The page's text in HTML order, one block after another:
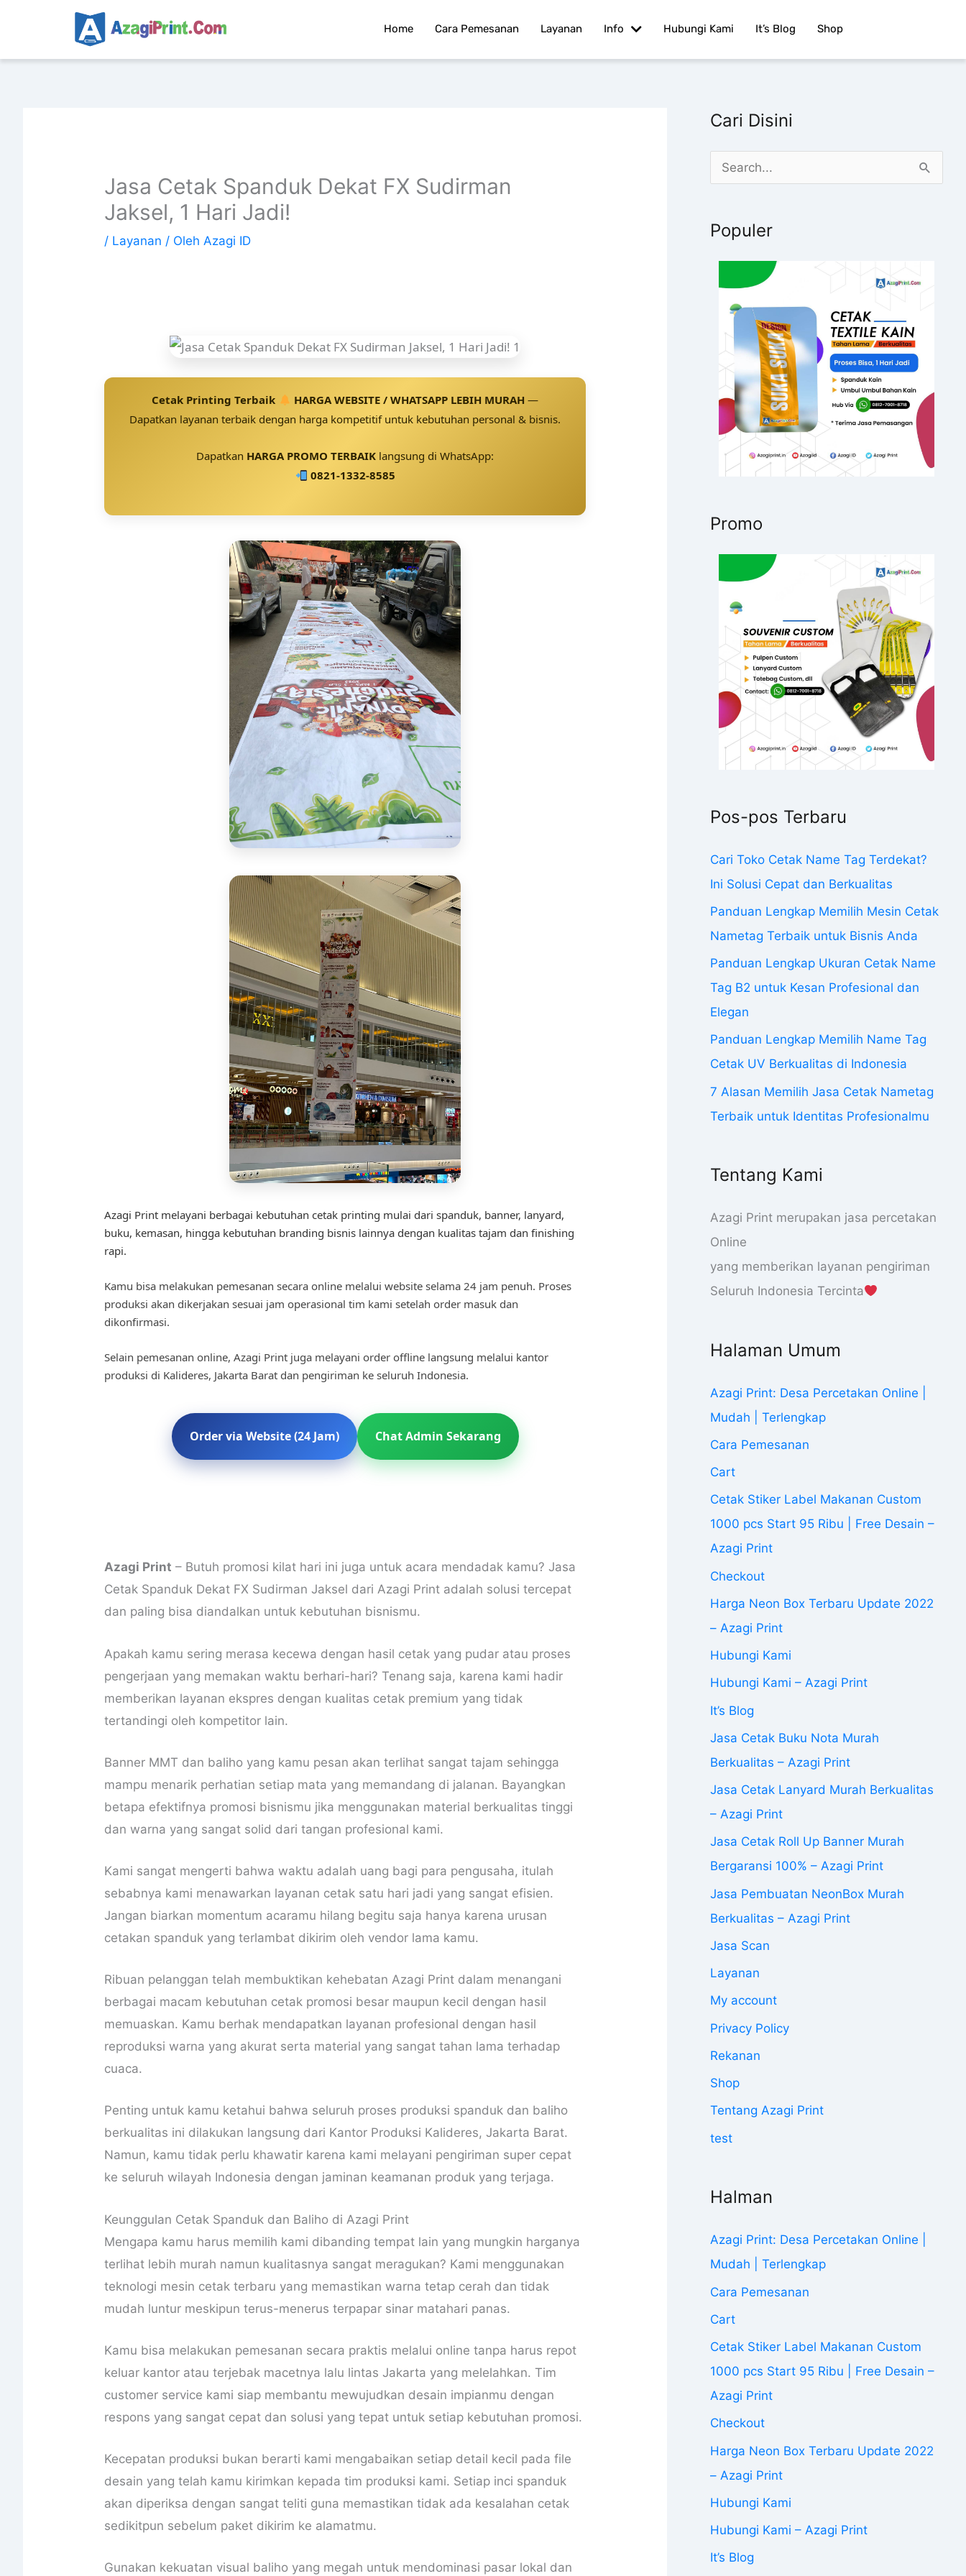
Home Cara Pemesanan Layanan Info Hubungi Kami It’s Blog Shop
Jasa Cetak Spanduk Dekat FX Sudirman
Jaksel, 1 Hari Jadi!
/ Layanan / Oleh Azagi ID
Cetak Printing Terbaik HARGA WEBSITE / WHATSAPP LEBIH MURAH—
Dapatkan layanan terbaik dengan harga kompetitif untuk kebutuhan personal & bisnis.
Dapatkan HARGA PROMO TERBAIK langsung di WhatsApp:
0821-1332-8585
Azagi Print melayani berbagai kebutuhan cetak printing mulai dari spanduk, banner, lanyard,
buku, kemasan, hingga kebutuhan branding bisnis lainnya dengan kualitas tajam dan finishing
rapi.
Kamu bisa melakukan pemesanan secara online melalui website selama 24 jam penuh. Proses
produksi akan dikerjakan sesuai jam operasional tim kami setelah order masuk dan
dikonfirmasi.
Selain pemesanan online, Azagi Print juga melayani order offline langsung melalui kantor
produksi di Kalideres, Jakarta Barat dan pengiriman ke seluruh Indonesia.
Order via Website (24 Jam) Chat Admin Sekarang
Azagi Print – Butuh promosi kilat hari ini juga untuk acara mendadak kamu? Jasa
Cetak Spanduk Dekat FX Sudirman Jaksel dari Azagi Print adalah solusi tercepat
dan paling bisa diandalkan untuk kebutuhan bisnismu.
Apakah kamu sering merasa kecewa dengan hasil cetak yang pudar atau proses
pengerjaan yang memakan waktu berhari-hari? Tenang saja, karena kami hadir
memberikan layanan ekspres dengan kualitas cetak premium yang tidak
tertandingi oleh kompetitor lain.
Banner MMT dan baliho yang kamu pesan akan terlihat sangat tajam sehingga
mampu menarik perhatian setiap mata yang memandang di jalanan. Bayangkan
betapa efektifnya promosi bisnismu jika menggunakan material berkualitas tinggi
dan warna yang sangat solid dari tangan profesional kami.
Kami sangat mengerti bahwa waktu adalah uang bagi para pengusaha, itulah
sebabnya kami menawarkan layanan cetak satu hari jadi yang sangat efisien.
Jangan biarkan momentum acaramu hilang begitu saja hanya karena urusan
cetakan spanduk yang terlambat dikirim oleh vendor lama kamu.
Ribuan pelanggan telah membuktikan kehebatan Azagi Print dalam menangani
berbagai macam kebutuhan cetak promosi besar maupun kecil dengan hasil
memuaskan. Kamu berhak mendapatkan layanan profesional dengan hasil
reproduksi warna yang akurat serta material yang sangat tahan lama terhadap
cuaca.
Penting untuk kamu ketahui bahwa seluruh proses produksi spanduk dan baliho
berkualitas ini dilakukan langsung dari Kantor Produksi Kalideres, Jakarta Barat.
Namun, kamu tidak perlu khawatir karena kami melayani pengiriman super cepat
ke seluruh wilayah Indonesia dengan jaminan keamanan produk yang terjaga.
Keunggulan Cetak Spanduk dan Baliho di Azagi Print
Mengapa kamu harus memilih kami dibanding tempat lain yang mungkin harganya
terlihat lebih murah namun kualitasnya sangat meragukan? Kami menggunakan
teknologi mesin cetak terbaru yang memastikan warna tetap cerah dan tidak
mudah luntur meskipun terus-menerus terpapar sinar matahari panas.
Kamu bisa melakukan pemesanan secara praktis melalui online tanpa harus repot
keluar kantor atau terjebak macetnya lalu lintas Jakarta yang melelahkan. Tim
customer service kami siap membantu mewujudkan desain impianmu dengan
respons yang sangat cepat dan solusi yang tepat untuk setiap kebutuhan promosi.
Kecepatan produksi bukan berarti kami mengabaikan setiap detail kecil pada file
desain yang telah kamu kirimkan kepada tim produksi kami. Setiap inci spanduk
akan diperiksa dengan sangat teliti guna memastikan tidak ada kesalahan cetak
sedikitpun sebelum paket dikirim ke alamatmu.
Gunakan kekuatan visual baliho yang megah untuk mendominasi pasar lokal dan
Cari Disini
rPopuler
Promo
Pos-pos Terbaru
Cari Toko Cetak Name Tag Terdekat?
Ini Solusi Cepat dan Berkualitas
Panduan Lengkap Memilih Mesin Cetak
Nametag Terbaik untuk Bisnis Anda
Panduan Lengkap Ukuran Cetak Name
Tag B2 untuk Kesan Profesional dan
Elegan
Panduan Lengkap Memilih Name Tag
Cetak UV Berkualitas di Indonesia
7 Alasan Memilih Jasa Cetak Nametag
Terbaik untuk Identitas Profesionalmu
Tentang Kami
Azagi Print merupakan jasa percetakan
Online
yang memberikan layanan pengiriman
Seluruh Indonesia Tercinta
Halaman Umum
Azagi Print: Desa Percetakan Online |
Mudah | Terlengkap
Cara Pemesanan
Cart
Cetak Stiker Label Makanan Custom
1000 pcs Start 95 Ribu | Free Desain –
Azagi Print
Checkout
Harga Neon Box Terbaru Update 2022
– Azagi Print
Hubungi Kami
Hubungi Kami – Azagi Print
It’s Blog
Jasa Cetak Buku Nota Murah
Berkualitas – Azagi Print
Jasa Cetak Lanyard Murah Berkualitas
– Azagi Print
Jasa Cetak Roll Up Banner Murah
Bergaransi 100% – Azagi Print
Jasa Pembuatan NeonBox Murah
Berkualitas – Azagi Print
Jasa Scan
Layanan
My account
Privacy Policy
Rekanan
Shop
Tentang Azagi Print
test
Halman
Azagi Print: Desa Percetakan Online |
Mudah | Terlengkap
Cara Pemesanan
Cart
Cetak Stiker Label Makanan Custom
1000 pcs Start 95 Ribu | Free Desain –
Azagi Print
Checkout
Harga Neon Box Terbaru Update 2022
– Azagi Print
Hubungi Kami
Hubungi Kami – Azagi Print
It’s Blog